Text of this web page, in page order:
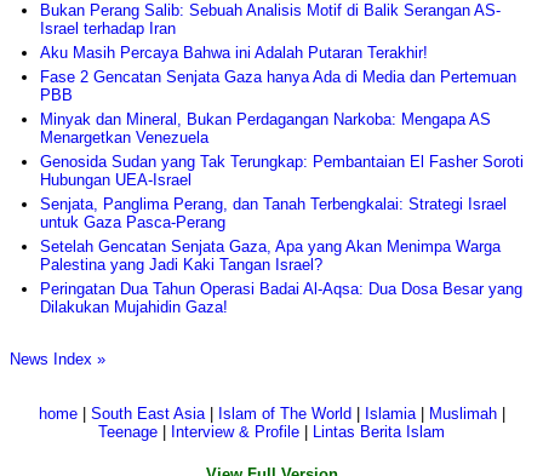
Bukan Perang Salib: Sebuah Analisis Motif di Balik Serangan AS-
Israel terhadap Iran
Aku Masih Percaya Bahwa ini Adalah Putaran Terakhir!
Fase 2 Gencatan Senjata Gaza hanya Ada di Media dan Pertemuan
PBB
Minyak dan Mineral, Bukan Perdagangan Narkoba: Mengapa AS
Menargetkan Venezuela
Genosida Sudan yang Tak Terungkap: Pembantaian El Fasher Soroti
Hubungan UEA-Israel
Senjata, Panglima Perang, dan Tanah Terbengkalai: Strategi Israel
untuk Gaza Pasca-Perang
Setelah Gencatan Senjata Gaza, Apa yang Akan Menimpa Warga
Palestina yang Jadi Kaki Tangan Israel?
Peringatan Dua Tahun Operasi Badai Al-Aqsa: Dua Dosa Besar yang
Dilakukan Mujahidin Gaza!
News Index »
home| South East Asia| Islam of The World Islamia| Muslimah|
Teenage
Interview & Profile Lintas Berita Islam